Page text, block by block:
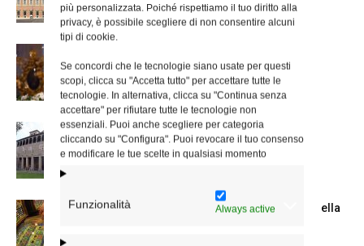
più personalizzata. Poiché rispettiamo il tuo diritto alla
privacy, è possibile scegliere di non consentire alcuni
tipi di cookie.
Se concordi che le tecnologie siano usate per questi
scopi, clicca su "Accetta tutto" per accettare tutte le
tecnologie. In alternativa, clicca su "Continua senza
accettare" per rifiutare tutte le tecnologie non
essenziali. Puoi anche scegliere per categoria
cliccando su "Configura". Puoi revocare il tuo consenso
e modificare le tue scelte in qualsiasi momento
Funzionalità Always active
Maggiore
La Giornata mondiale dei nonni e degli
anziani: l’omelia del cardinale...
Azzardo: a Termini il centro d’ascolto della